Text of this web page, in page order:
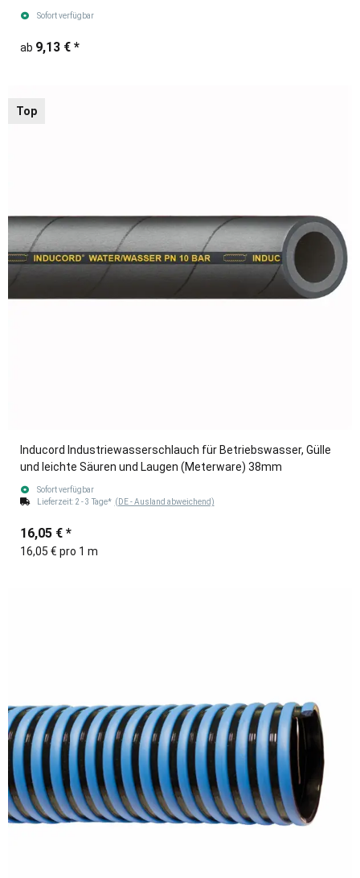
Sofort verfügbar
ab 9,13 € *
Top
Inducord Industriewasserschlauch für Betriebswasser, Gülle
und leichte Säuren und Laugen (Meterware) 38mm
Sofort verfügbar
Lieferzeit: 2 - 3 Tage* (DE - Ausland abweichend)
16,05 € *
16,05 € pro 1 m